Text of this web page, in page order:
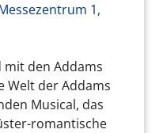
1,
mit den Addams
Welt der Addams
Musical, das
romantische